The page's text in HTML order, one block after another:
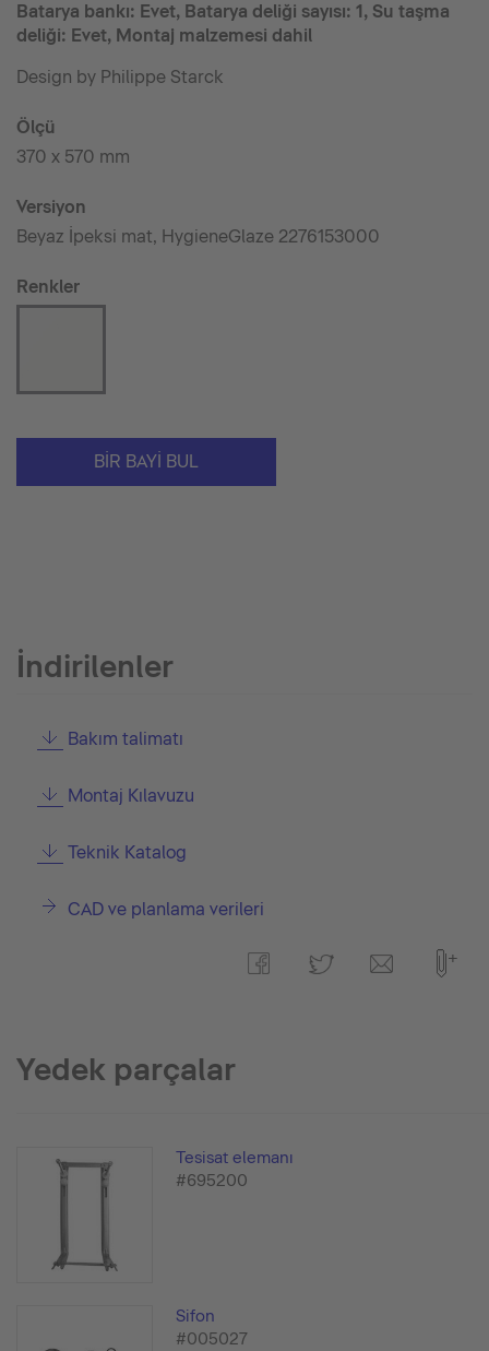
Batarya bankı: Evet, Batarya deliği sayısı: 1, Su taşma
deliği: Evet, Montaj malzemesi dahil
Design by Philippe Starck
Ölçü
370 x 570 mm
Versiyon
Beyaz İpeksi mat, HygieneGlaze 2276153000
Renkler
BIR BAYI BUL
İndirilenler
Bakım talimatı
Montaj Kılavuzu
Teknik Katalog
CAD ve planlama verileri
Yedek parçalar
Tesisat elemanı
#695200
Sifon
#005027